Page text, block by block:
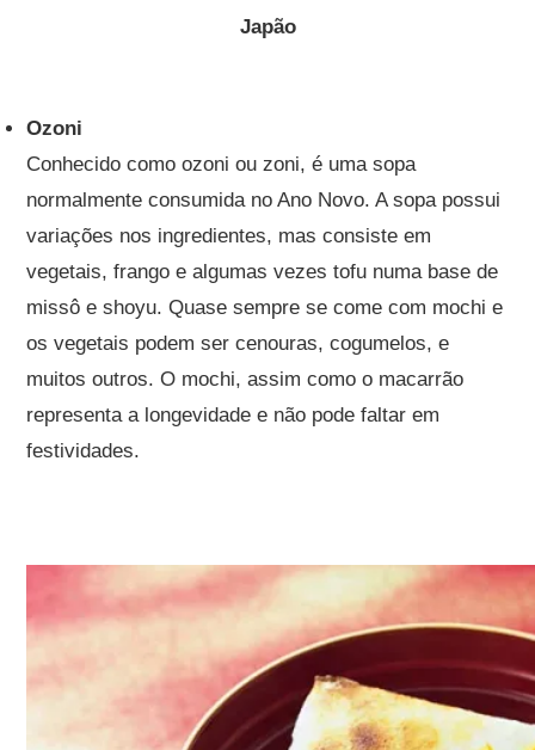
Japão
Ozoni
Conhecido como ozoni ou zoni, é uma sopa
normalmente consumida no Ano Novo. A sopa possui
variações nos ingredientes, mas consiste em
vegetais, frango e algumas vezes tofu numa base de
missô e shoyu. Quase sempre se come com mochi e
os vegetais podem ser cenouras, cogumelos, e
muitos outros. O mochi, assim como o macarrão
representa a longevidade e não pode faltar em
festividades.